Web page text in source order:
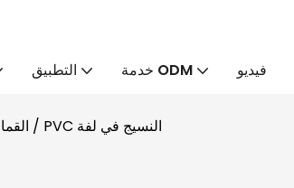
التطبيق خدمة ODM فيديو
تخصيص قماش القنب الصانع PVC القماش المشمع / PVC النسيج في لفة